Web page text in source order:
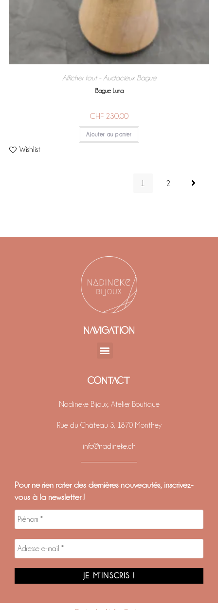
Afficher tout - Audacieux, Bague
Bague Luna
CHF 230.00
Ajouter au panier
Wishlist
1 2
NAVIGATION
CONTACT
Nadineke Bijoux, Atelier Boutique
Rue du Château 3, 1870 Monthey
info@nadineke.ch
Pour ne rien rater des dernières nouveautés, inscrivez-
vous à la newsletter !